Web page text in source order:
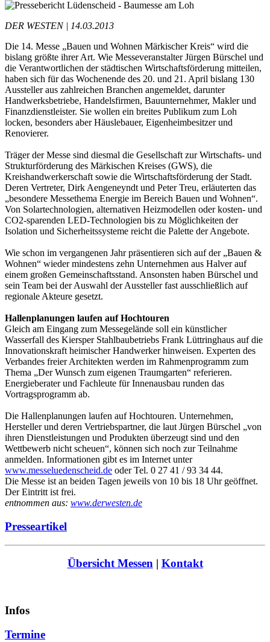
DER WESTEN | 14.03.2013
Die 14. Messe „Bauen und Wohnen Märkischer Kreis“ wird die
bislang größte ihrer Art. Wie Messeveranstalter Jürgen Bürschel und
die Verantwortlichen der städtischen Wirtschaftsförderung mitteilen,
haben sich für das Wochenende des 20. und 21. April bislang 130
Aussteller aus zahlreichen Branchen angemeldet, darunter
Handwerksbetriebe, Handelsfirmen, Bauunternehmer, Makler und
Finanzdienstleister. Sie wollen ein breites Publikum zum Loh
locken, besonders aber Häuslebauer, Eigenheimbesitzer und
Renovierer.
Träger der Messe sind diesmal die Gesellschaft zur Wirtschafts- und
Strukturförderung des Märkischen Kreises (GWS), die
Kreishandwerkerschaft sowie die Wirtschaftsförderung der Stadt.
Deren Vertreter, Dirk Aengeneyndt und Peter Treu, erläuterten das
„besondere Messethema Energie im Bereich Bauen und Wohnen“.
Von Solartechnologien, alternativen Heizmodellen oder kosten- und
CO2-sparenden LED-Technologien bis zu Möglichkeiten der
Isolation und Sicherheitssysteme reicht die Palette der Angebote.
Wie schon im vergangenen Jahr präsentieren sich auf der „Bauen &
Wohnen“ wieder mindestens zehn Unternehmen aus Halver auf
einem großen Gemeinschaftsstand. Ansonsten haben Bürschel und
sein Team bei der Auswahl der Aussteller fast ausschließlich auf
regionale Akteure gesetzt.
Hallenplanungen laufen auf Hochtouren
Gleich am Eingang zum Messegelände soll ein künstlicher
Wasserfall des Kiersper Stahlbaubetriebs Frank Lüttringhaus auf die
Innovationskraft heimischer Handwerker hinweisen. Experten des
Verbandes freier Architekten werden im Rahmenprogramm zum
Thema „Der Wunsch zum eigenen Traumgarten“ referieren.
Energieberater und Fachleute für Innenausbau runden das
Vortragsprogramm ab.
Die Hallenplanungen laufen auf Hochtouren. Unternehmen,
Hersteller und deren Vertriebspartner, die laut Jürgen Bürschel „von
ihren Dienstleistungen und Produkten überzeugt sind und den
Wettbewerb nicht scheuen“, können sich noch zur Teilnahme
anmelden. Informationen gibt es im Internet unter
www.messeluedenscheid.de oder Tel. 0 27 41 / 93 34 44.
Die Messe ist an beiden Tagen jeweils von 10 bis 18 Uhr geöffnet.
Der Eintritt ist frei.
entnommen aus: www.derwesten.de
Presseartikel
Übersicht Messen| Kontakt
Infos
Termine